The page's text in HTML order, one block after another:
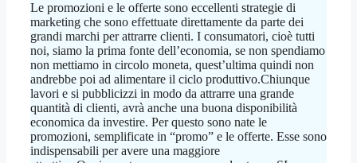
Le promozioni e le offerte sono eccellenti strategie di
marketing che sono effettuate direttamente da parte dei
grandi marchi per attrarre clienti. I consumatori, cioè tutti
noi, siamo la prima fonte dell’economia, se non spendiamo
non mettiamo in circolo moneta, quest’ultima quindi non
andrebbe poi ad alimentare il ciclo produttivo.Chiunque
lavori e si pubblicizzi in modo da attrarre una grande
quantità di clienti, avrà anche una buona disponibilità
economica da investire. Per questo sono nate le
promozioni, semplificate in “promo” e le offerte. Esse sono
indispensabili per avere una maggiore